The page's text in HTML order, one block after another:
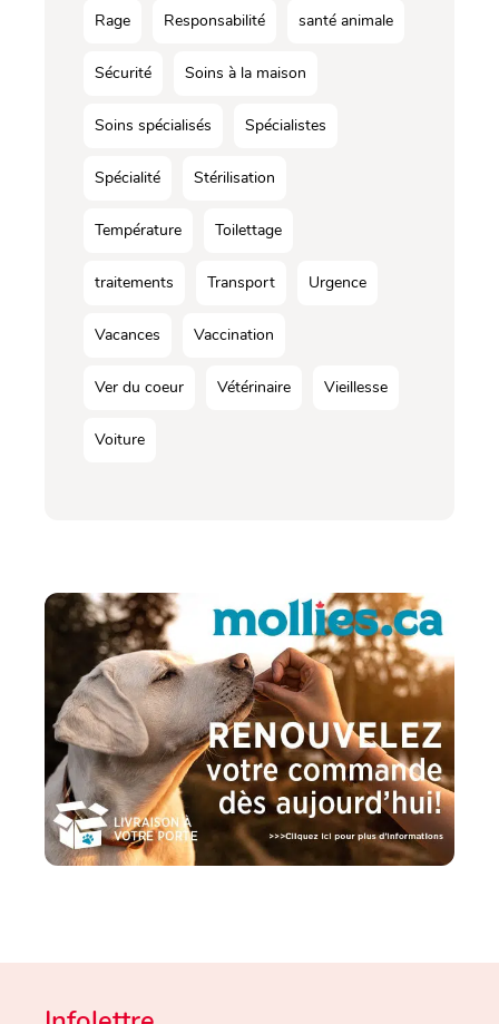
Rage Responsabilité santé animale
Sécurité Soins à la maison
Soins spécialisés Spécialistes
Spécialité Stérilisation
Température Toilettage
traitements Transport Urgence
Vacances Vaccination
Ver du coeur Vétérinaire Vieillesse
Voiture